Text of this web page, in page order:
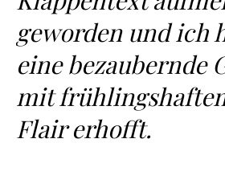
geworden und ich
eine bezaubernde
mit
Flair erhofft.